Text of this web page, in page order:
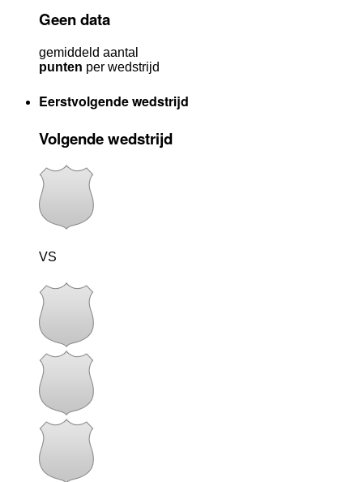
Geen data
gemiddeld aantal
punten per wedstrijd
Eerstvolgende wedstrijd
Volgende wedstrijd
VS